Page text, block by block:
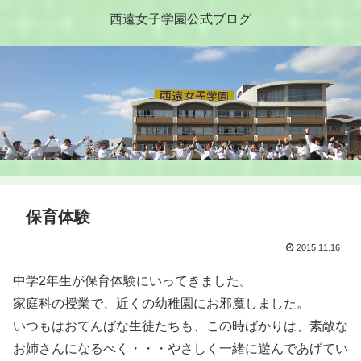
西遠女子学園公式ブログ
保育体験
2015.11.16
中学2年生が保育体験にいってきました。
家庭科の授業で、近くの幼稚園にお邪魔しました。
いつもはおてんばな生徒たちも、この時ばかりは、素敵な
お姉さんになるべく・・・やさしく一緒に遊んであげてい